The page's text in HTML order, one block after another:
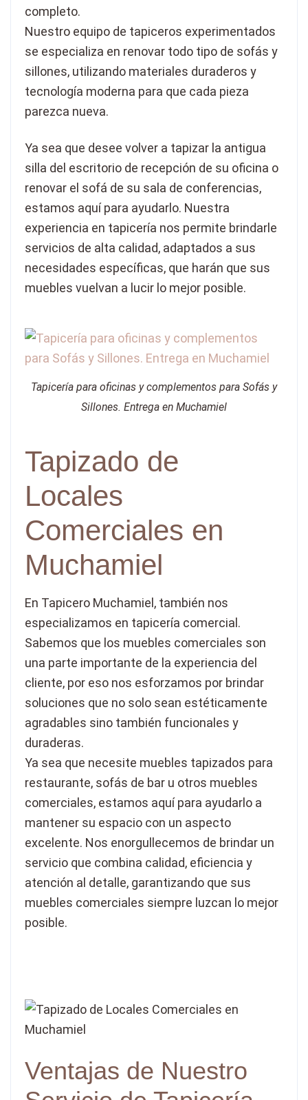
completo.
Nuestro equipo de tapiceros experimentados
se especializa en renovar todo tipo de sofás y
sillones, utilizando materiales duraderos y
tecnología moderna para que cada pieza
parezca nueva.
Ya sea que desee volver a tapizar la antigua
silla del escritorio de recepción de su oficina o
renovar el sofá de su sala de conferencias,
estamos aquí para ayudarlo. Nuestra
experiencia en tapicería nos permite brindarle
servicios de alta calidad, adaptados a sus
necesidades específicas, que harán que sus
muebles vuelvan a lucir lo mejor posible.
Tapicería para oficinas y complementos para Sofás y
Sillones. Entrega en Muchamiel
Tapizado de
Locales
Comerciales en
Muchamiel
En Tapicero Muchamiel, también nos
especializamos en tapicería comercial.
Sabemos que los muebles comerciales son
una parte importante de la experiencia del
cliente, por eso nos esforzamos por brindar
soluciones que no solo sean estéticamente
agradables sino también funcionales y
duraderas.
Ya sea que necesite muebles tapizados para
restaurante, sofás de bar u otros muebles
comerciales, estamos aquí para ayudarlo a
mantener su espacio con un aspecto
excelente. Nos enorgullecemos de brindar un
servicio que combina calidad, eficiencia y
atención al detalle, garantizando que sus
muebles comerciales siempre luzcan lo mejor
posible.
Ventajas de Nuestro